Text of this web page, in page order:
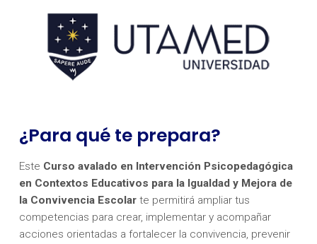
¿Para qué te prepara?
Este Curso avalado en Intervención Psicopedagógica
en Contextos Educativos para la Igualdad y Mejora de
la Convivencia Escolarte permitirá ampliar tus
competencias para crear, implementar y acompañar
acciones orientadas a fortalecer la convivencia, prevenir